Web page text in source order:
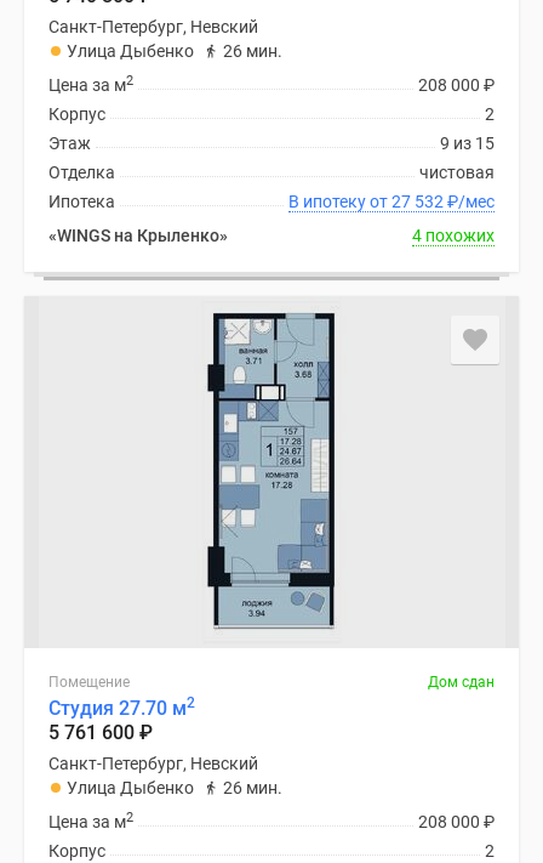
Санкт-Петербург, Невский
Улица Дыбенко
26 мин.
208 000 ₽
Цена за м2
2
Корпус
9 из 15
Этаж
чистовая
Отделка
В ипотеку от 27 532 ₽/мес
Ипотека
«WINGS на Крыленко»
4 похожих
Помещение Дом сдан
Студия 27.70 м2
5 761 600 ₽
Санкт-Петербург, Невский
Улица Дыбенко
26 мин.
208 000 ₽
Цена за м2
2
Корпус